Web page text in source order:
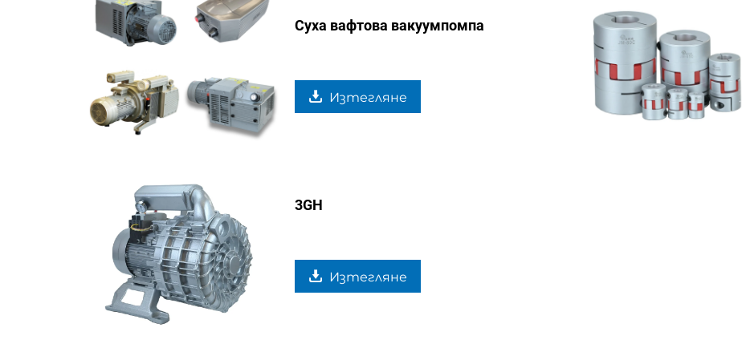
Суха вафтова вакуумпомпа
Изтегляне
3GH
Изтегляне